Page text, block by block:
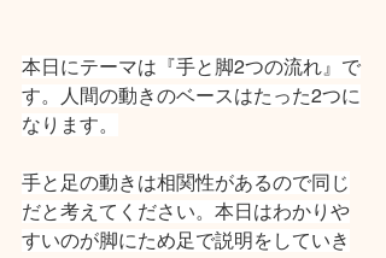
本日にテーマは『手と脚2つの流れ』で
す。人間の動きのベースはたった2つに
なります。
手と足の動きは相関性があるので同じ
だと考えてください。本日はわかりや
すいのが脚にため足で説明をしていき